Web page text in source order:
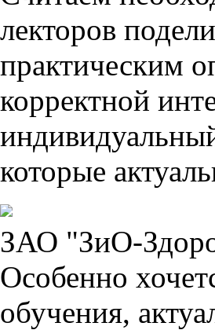
лекторов
практическим
корректной
которые
ЗАО "ЗиО-
Особенно
обучения,